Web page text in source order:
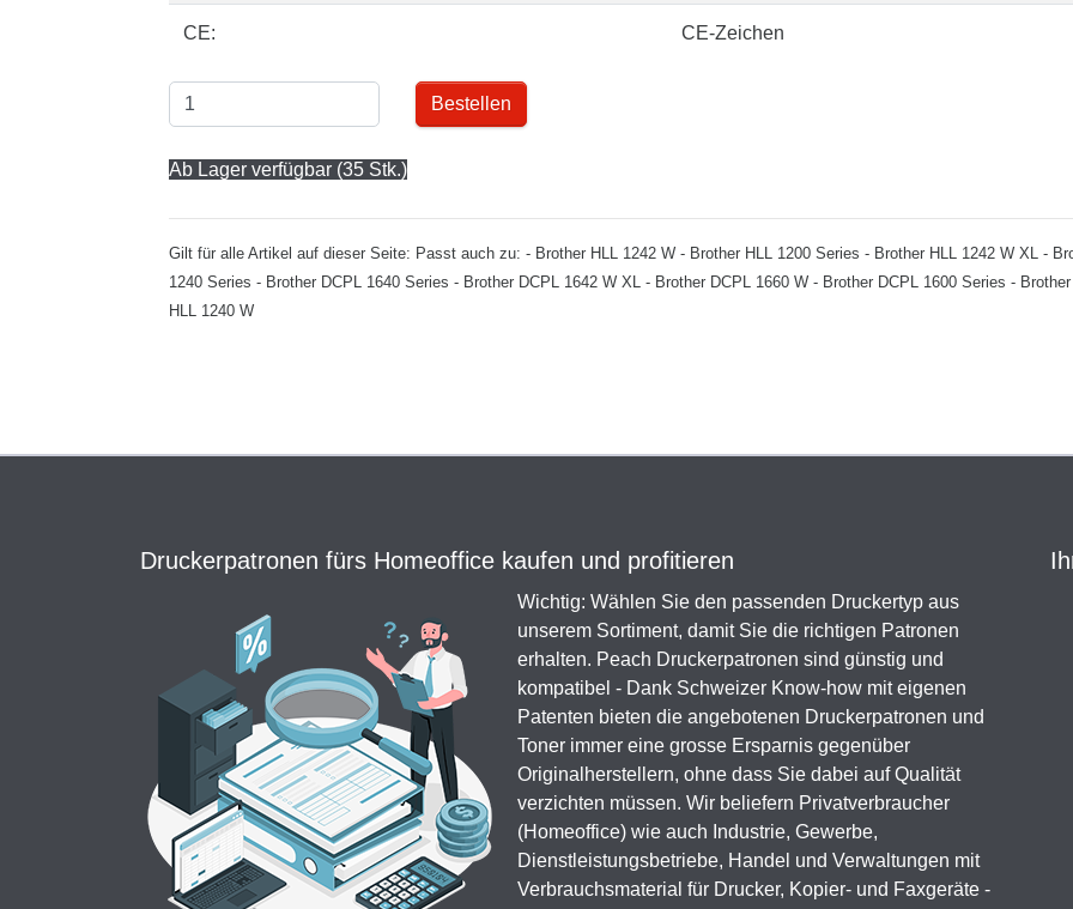
CE: CE-Zeichen
Bestellen
Ab Lager verfügbar (35 Stk.)
Gilt für alle Artikel auf dieser Seite: Passt auch zu: - Brother HLL 1242 W - Brother HLL 1200 Series - Brother HLL 1242 W XL -
1240 Series - Brother DCPL 1640 Series - Brother DCPL 1642 W XL - Brother DCPL 1660 W - Brother DCPL 1600 Series -
HLL 1240 W
Druckerpatronen fürs Homeoffice kaufen und profitieren
Wichtig: Wählen Sie den passenden Druckertyp aus
unserem Sortiment, damit Sie die richtigen Patronen
erhalten. Peach Druckerpatronen sind günstig und
kompatibel - Dank Schweizer Know-how mit eigenen
Patenten bieten die angebotenen Druckerpatronen und
Toner immer eine grosse Ersparnis gegenüber
Originalherstellern, ohne dass Sie dabei auf Qualität
verzichten müssen. Wir beliefern Privatverbraucher
(Homeoffice) wie auch Industrie, Gewerbe,
Dienstleistungsbetriebe, Handel und Verwaltungen mit
Verbrauchsmaterial für Drucker, Kopier- und Faxgeräte -